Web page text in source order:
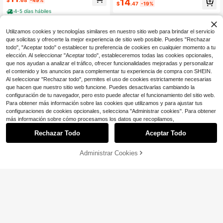
ión de lujo para vestido de noche, fi
esta, boda
4-5 días hábiles
de grano cruzado dorado con una c
orrea de cadena de cristales brillant
novias, estudiantes universitarias, j
óvenes profesionales, ideal para fie
stas, galas, bodas, que combina per
fectamente con atuendos formales.
Incluye cadena de metal.
$ .47 -19%
¡33% DE DESCUENTO!
Utilizamos cookies y tecnologías similares en nuestro sitio web para brindar el servicio
que solicitas y ofrecerte la mejor experiencia de sitio web posible. Puedes "Rechazar
todo", "Aceptar todo" o establecer tu preferencia de cookies en cualquier momento a tu
elección. Al seleccionar "Aceptar todo", estableceremos todas las cookies opcionales,
que nos ayudan a analizar el tráfico, ofrecer funcionalidades mejoradas y personalizar
el contenido y los anuncios para complementar tu experiencia de compra con SHEIN.
Al seleccionar "Rechazar todo", permites el uso de cookies estrictamente necesarias
que hacen que nuestro sitio web funcione. Puedes desactivarlas cambiando la
configuración de tu navegador, pero esto puede afectar el funcionamiento del sitio web.
Para obtener más información sobre las cookies que utilizamos y para ajustar tus
configuraciones de cookies opcionales, selecciona "Administrar cookies". Para obtener
más información sobre cómo procesamos los datos que recopilamos,
Rechazar Todo Aceptar Todo
Administrar Cookies